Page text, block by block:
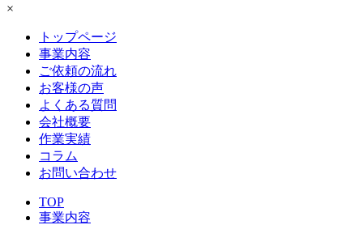
×
トップページ
事業内容
ご依頼の流れ
お客様の声
よくある質問
会社概要
作業実績
コラム
お問い合わせ
TOP
事業内容